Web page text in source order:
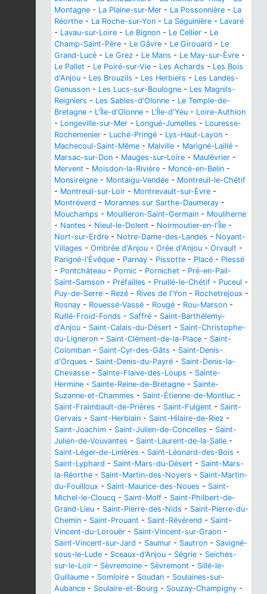
Montagne - La Plaine-sur-Mer - La Possonnière - La
Réorthe - La Roche-sur-Yon - La Séguinière - Lavaré
- Lavau-sur-Loire - Le Bignon - Le Cellier - Le
Champ-Saint-Père - Le Gâvre - Le Girouard - Le
Grand-Lucé - Le Grez - Le Mans - Le May-sur-Èvre -
Le Pallet - Le Poiré-sur-Vie - Les Achards - Les Bois
d'Anjou - Les Brouzils - Les Herbiers - Les Landes-
Genusson - Les Lucs-sur-Boulogne - Les Magnils-
Reigniers - Les Sables-d'Olonne - Le Temple-de-
Bretagne - L'Île-d'Olonne - L'Île-d'Yeu - Loire-Authion
- Longeville-sur-Mer - Longué-Jumelles - Louresse-
Rochemenier - Luché-Pringé - Lys-Haut-Layon -
Machecoul-Saint-Même - Malville - Marigné-Laillé -
Marsac-sur-Don - Mauges-sur-Loire - Maulévrier -
Mervent - Moisdon-la-Rivière - Moncé-en-Belin -
Monsireigne - Montaigu-Vendée - Montreuil-le-Chétif
- Montreuil-sur-Loir - Montrevault-sur-Èvre -
Montréverd - Morannes sur Sarthe-Daumeray -
Mouchamps - Mouilleron-Saint-Germain - Mouliherne
- Nantes - Nieul-le-Dolent - Noirmoutier-en-l'Île -
Nort-sur-Erdre - Notre-Dame-des-Landes - Noyant-
Villages - Ombrée d'Anjou - Orée d'Anjou - Orvault -
Parigné-l'Évêque - Parnay - Pissotte - Placé - Plessé
- Pontchâteau - Pornic - Pornichet - Pré-en-Pail-
Saint-Samson - Préfailles - Pruillé-le-Chétif - Puceul -
Puy-de-Serre - Rezé - Rives de l'Yon - Rochetrejoux -
Rosnay - Rouessé-Vassé - Rougé - Rou-Marson -
Ruillé-Froid-Fonds - Saffré - Saint-Barthélemy-
d'Anjou - Saint-Calais-du-Désert - Saint-Christophe-
du-Ligneron - Saint-Clément-de-la-Place - Saint-
Colomban - Saint-Cyr-des-Gâts - Saint-Denis-
d'Orques - Saint-Denis-du-Payré - Saint-Denis-la-
Chevasse - Sainte-Flaive-des-Loups - Sainte-
Hermine - Sainte-Reine-de-Bretagne - Sainte-
Suzanne-et-Chammes - Saint-Étienne-de-Montluc -
Saint-Fraimbault-de-Prières - Saint-Fulgent - Saint-
Gervais - Saint-Herblain - Saint-Hilaire-de-Riez -
Saint-Joachim - Saint-Julien-de-Concelles - Saint-
Julien-de-Vouvantes - Saint-Laurent-de-la-Salle -
Saint-Léger-de-Linières - Saint-Léonard-des-Bois -
Saint-Lyphard - Saint-Mars-du-Désert - Saint-Mars-
la-Réorthe - Saint-Martin-des-Noyers - Saint-Martin-
du-Fouilloux - Saint-Maurice-des-Noues - Saint-
Michel-le-Cloucq - Saint-Molf - Saint-Philbert-de-
Grand-Lieu - Saint-Pierre-des-Nids - Saint-Pierre-du-
Chemin - Saint-Prouant - Saint-Révérend - Saint-
Vincent-du-Lorouër - Saint-Vincent-sur-Graon -
Saint-Vincent-sur-Jard - Saumur - Sautron - Savigné-
sous-le-Lude - Sceaux-d'Anjou - Ségrie - Seiches-
sur-le-Loir - Sèvremoine - Sèvremont - Sillé-le-
Guillaume - Somloire - Soudan - Soulaines-sur-
Aubance - Soulaire-et-Bourg - Souzay-Champigny -